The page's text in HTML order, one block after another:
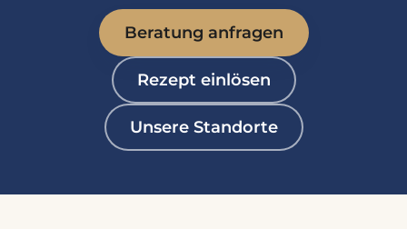
Beratung anfragen
Rezept einlösen
Unsere Standorte